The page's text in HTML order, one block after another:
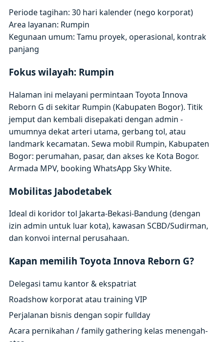
Periode tagihan: 30 hari kalender (nego korporat)
Area layanan: Rumpin
Kegunaan umum: Tamu proyek, operasional, kontrak
panjang
Fokus wilayah: Rumpin
Halaman ini melayani permintaan Toyota Innova
Reborn G di sekitar Rumpin (Kabupaten Bogor). Titik
jemput dan kembali disepakati dengan admin -
umumnya dekat arteri utama, gerbang tol, atau
landmark kecamatan. Sewa mobil Rumpin, Kabupaten
Bogor: perumahan, pasar, dan akses ke Kota Bogor.
Armada MPV, booking WhatsApp Sky White.
Mobilitas Jabodetabek
Ideal di koridor tol Jakarta-Bekasi-Bandung (dengan
izin admin untuk luar kota), kawasan SCBD/Sudirman,
dan konvoi internal perusahaan.
Kapan memilih Toyota Innova Reborn G?
Delegasi tamu kantor & ekspatriat
Roadshow korporat atau training VIP
Perjalanan bisnis dengan sopir fullday
Acara pernikahan / family gathering kelas menengah-